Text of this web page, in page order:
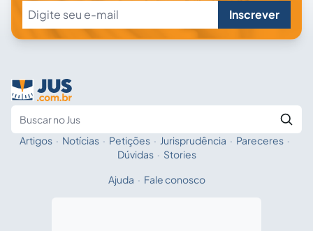
Inscrever
Fale com a IA
Artigos · Notícias · Petições · Jurisprudência · Pareceres ·
Dúvidas · Stories
Ajuda · Fale conosco